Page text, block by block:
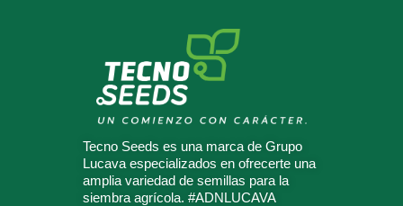
Tecno Seeds es una marca de Grupo
Lucava especializados en ofrecerte una
amplia variedad de semillas para la
siembra agrícola. #ADNLUCAVA